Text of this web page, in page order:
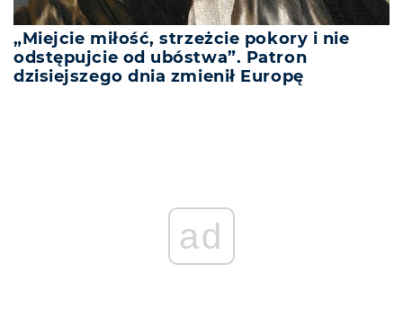
„Miejcie miłość, strzeżcie pokory i nie
odstępujcie od ubóstwa”. Patron
dzisiejszego dnia zmienił Europę
ad